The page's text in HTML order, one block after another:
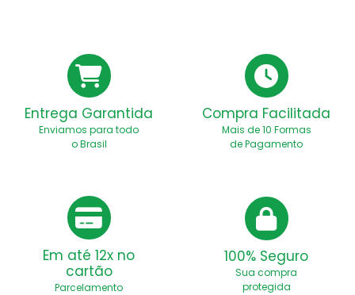
Entrega Garantida
Enviamos para todo
o Brasil
Compra Facilitada
Mais de 10 Formas
de Pagamento
Em até 12x no
cartão
Parcelamento
100% Seguro
Sua compra
protegida